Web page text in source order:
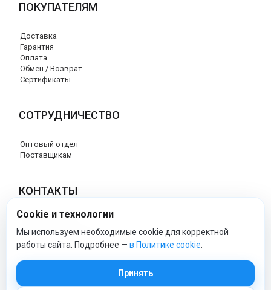
ПОКУПАТЕЛЯМ
Доставка
Гарантия
Оплата
Обмен / Возврат
Сертификаты
СОТРУДНИЧЕСТВО
Оптовый отдел
Поставщикам
КОНТАКТЫ
8 (800) 707-76-34
info@esspero-market.ru
Cookie и технологии
Мы используем необходимые cookie для корректной
работы сайта. Подробнее — в Политике cookie
Принять